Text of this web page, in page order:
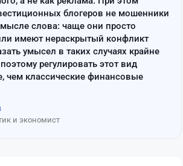
блогеров не мошенники
слова: чаще они просто
имеют нераскрытый конфликт
умысел в таких случаях крайне
регулировать этот вид
чем классические финансовые
и экономист